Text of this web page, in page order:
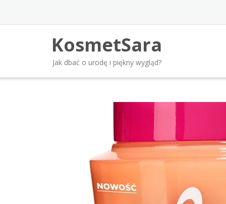
content
KosmetSara
Jak dbać o urodę i piękny wygląd?